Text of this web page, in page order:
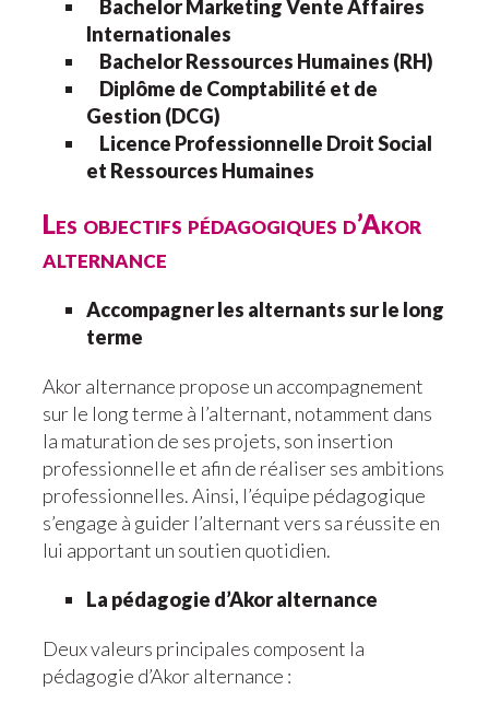
Bachelor Marketing Vente Affaires
Internationales
Bachelor Ressources Humaines (RH)
Diplôme de Comptabilité et de
Gestion (DCG)
Licence Professionnelle Droit Social
et Ressources Humaines
Les objectifs pédagogiques d’Akor
alternance
Accompagner les alternants sur le long
terme
Akor alternance propose un accompagnement
sur le long terme à l’alternant, notamment dans
la maturation de ses projets, son insertion
professionnelle et afin de réaliser ses ambitions
professionnelles. Ainsi, l’équipe pédagogique
s’engage à guider l’alternant vers sa réussite en
lui apportant un soutien quotidien.
La pédagogie d’Akor alternance
Deux valeurs principales composent la
pédagogie d’Akor alternance :